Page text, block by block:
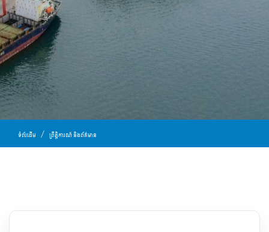
ទំព័រដើម ព្រឹត្តិការណ៍ និងព័ត៌មាន